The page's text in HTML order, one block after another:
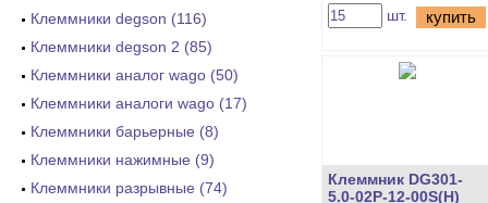
Клеммники degson (116)
Клеммники degson 2 (85)
Клеммники аналог wago (50)
Клеммники аналоги wago (17)
Клеммники барьерные (8)
Клеммники нажимные (9)
Клеммники разрывные (74)
шт. купить
Клеммник DG301-
5.0-02P-12-00S(H)